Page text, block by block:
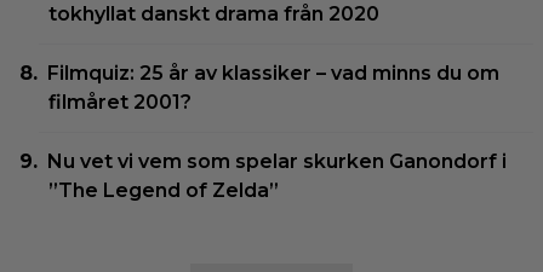
tokhyllat danskt drama från 2020
Filmquiz: 25 år av klassiker – vad minns du om
filmåret 2001?
Nu vet vi vem som spelar skurken Ganondorf i
”The Legend of Zelda”